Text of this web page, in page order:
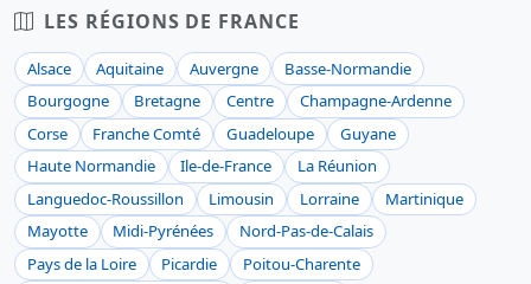
LES RÉGIONS DE FRANCE
Alsace Aquitaine Auvergne
Basse-Normandie
Bourgogne
Bretagne Centre
Champagne-Ardenne
Corse
Franche Comté Guadeloupe
Guyane
Haute Normandie
Ile-de-France
La Réunion
Languedoc-Roussillon
Limousin Lorraine
Martinique
Mayotte
Midi-Pyrénées
Nord-Pas-de-Calais
Pays de la Loire
Picardie
Poitou-Charente